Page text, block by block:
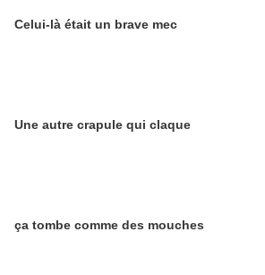
Celui-là était un brave mec
Une autre crapule qui claque
ça tombe comme des mouches